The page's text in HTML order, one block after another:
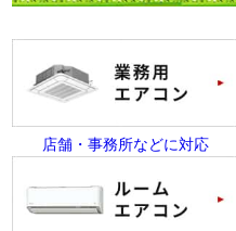
店舗・事務所などに対応